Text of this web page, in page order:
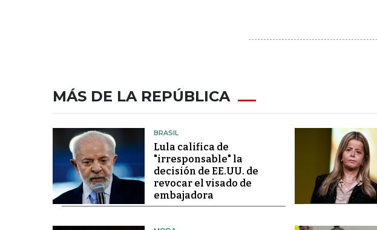
MÁS DE LA REPÚBLICA
BRASIL
Lula califica de
"irresponsable" la
decisión de EE.UU. de
revocar el visado de
embajadora